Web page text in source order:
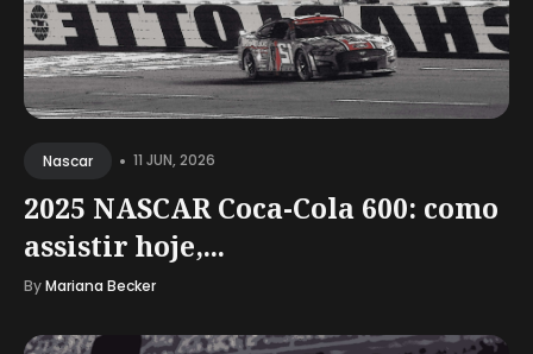
Nascar • 11 JUN, 2026
2025 NASCAR Coca-Cola 600: como
assistir hoje,...
ByMariana Becker